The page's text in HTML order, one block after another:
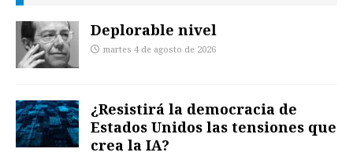
Deplorable nivel
martes 4 de agosto de 2026
¿Resistirá la democracia de
Estados Unidos las tensiones que
crea la IA?